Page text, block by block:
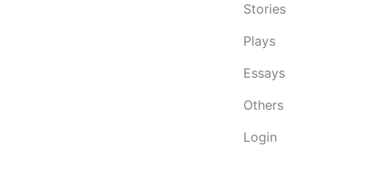
Stories
Plays
Essays
Others
Login